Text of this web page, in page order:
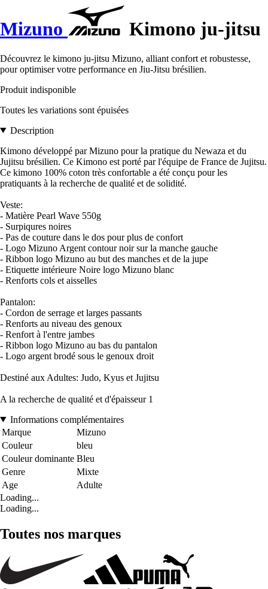
Mizuno Kimono ju-jitsu
Découvrez le kimono ju-jitsu Mizuno, alliant confort et robustesse,
pour optimiser votre performance en Jiu-Jitsu brésilien.
Produit indisponible
Toutes les variations sont épuisées
Description
Kimono développé par Mizuno pour la pratique du Newaza et du
Jujitsu brésilien. Ce Kimono est porté par l'équipe de France de Jujitsu.
Ce kimono 100% coton très confortable a été conçu pour les
pratiquants à la recherche de qualité et de solidité.
Veste:
- Matière Pearl Wave 550g
- Surpiqures noires
- Pas de couture dans le dos pour plus de confort
- Logo Mizuno Argent contour noir sur la manche gauche
- Ribbon logo Mizuno au but des manches et de la jupe
- Etiquette intérieure Noire logo Mizuno blanc
- Renforts cols et aisselles
Pantalon:
- Cordon de serrage et larges passants
- Renforts au niveau des genoux
- Renfort à l'entre jambes
- Ribbon logo Mizuno au bas du pantalon
- Logo argent brodé sous le genoux droit
Destiné aux Adultes: Judo, Kyus et Jujitsu
A la recherche de qualité et d'épaisseur 1
Informations complémentaires
Marque
Mizuno
Couleur
bleu
Couleur dominante Bleu
Genre
Mixte
Age
Adulte
Loading...
Loading...
Toutes nos marques